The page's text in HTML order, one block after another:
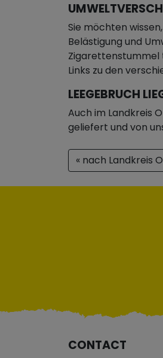
Sie möchten
Belästigung und
Zigarettenstummel
Links zu den
LEEGEBRUCH
Auch im Landkreis
geliefert und von
« nach Landkreis
CONTACT